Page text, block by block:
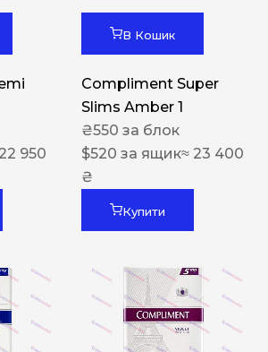
950
В Кошик
Compliment Super
Slims Amber 1
₴550 за блок
$520 за ящик≈ 23 400
₴
Купити